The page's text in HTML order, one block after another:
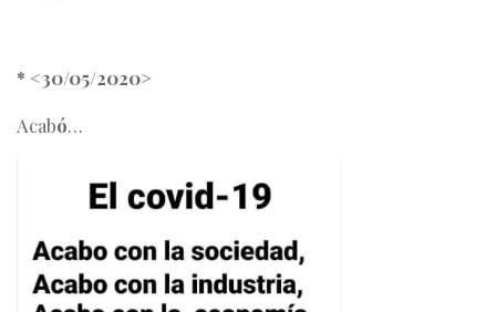
* <30/05/2020>
Acabó…